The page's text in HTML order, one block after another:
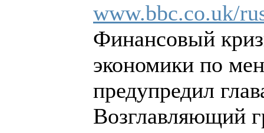
www.bbc.co.uk/
Финансовый
экономики по
предупредил
Возглавляющий